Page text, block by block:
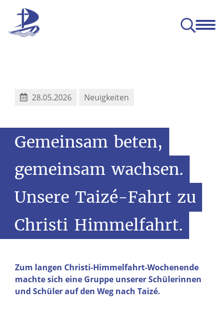
28.05.2026 Neuigkeiten
Gemeinsam beten,
gemeinsam wachsen.
Unsere Taizé-Fahrt zu
Christi Himmelfahrt.
Zum langen Christi-Himmelfahrt-Wochenende
machte sich eine Gruppe unserer Schülerinnen
und Schüler auf den Weg nach Taizé.